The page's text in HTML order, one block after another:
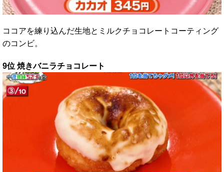
ココアを練り込んだ生地とミルクチョコレートコーティング
のコンビ。
9位 焼きバニラチョコレート